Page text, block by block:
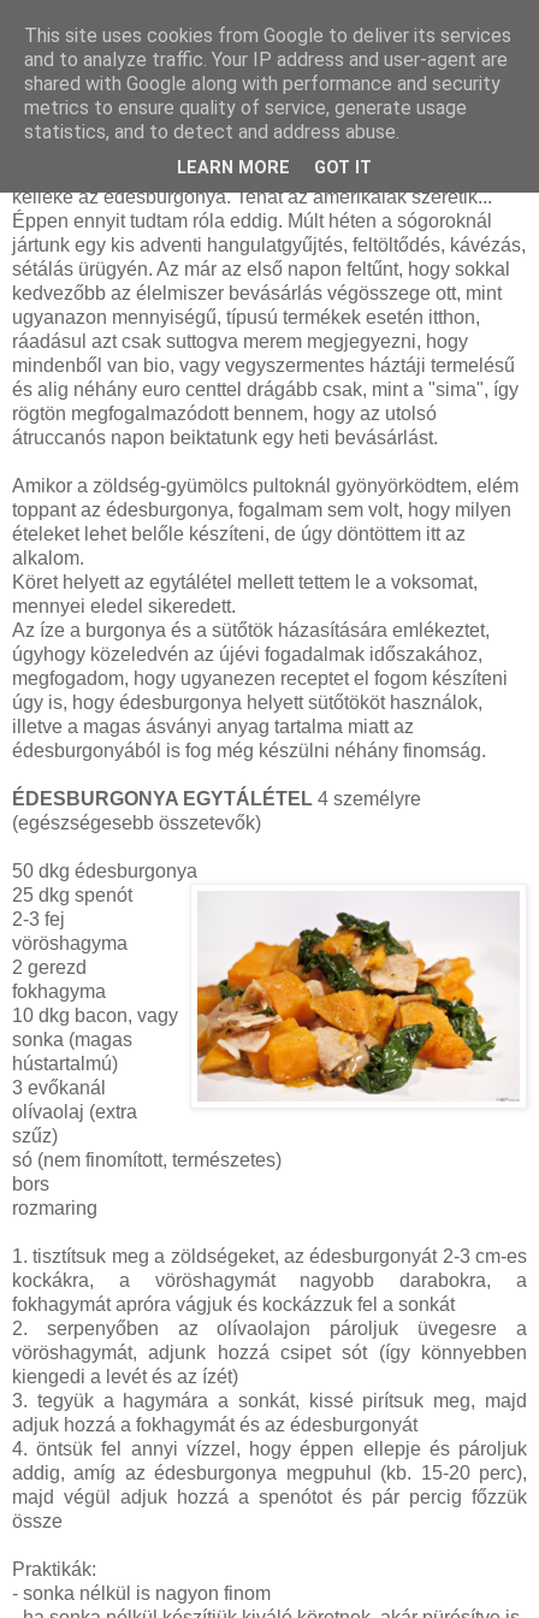
péntek, december 17, 2010
Édesburgonya egytálétel
Az amerikai filmekben szereplő dínom-dánom kedvenc
kelléke az édesburgonya. Tehát az amerikaiak szeretik...
Éppen ennyit tudtam róla eddig. Múlt héten a sógoroknál
jártunk egy kis adventi hangulatgyűjtés, feltöltődés, kávézás,
sétálás ürügyén. Az már az első napon feltűnt, hogy sokkal
kedvezőbb az élelmiszer bevásárlás végösszege ott, mint
ugyanazon mennyiségű, típusú termékek esetén itthon,
ráadásul azt csak suttogva merem megjegyezni, hogy
mindenből van bio, vagy vegyszermentes háztáji termelésű
és alig néhány euro centtel drágább csak, mint a "sima", így
rögtön megfogalmazódott bennem, hogy az utolsó
átruccanós napon beiktatunk egy heti bevásárlást.
Amikor a zöldség-gyümölcs pultoknál gyönyörködtem, elém
toppant az édesburgonya, fogalmam sem volt, hogy milyen
ételeket lehet belőle készíteni, de úgy döntöttem itt az
alkalom.
Köret helyett az egytálétel mellett tettem le a voksomat,
mennyei eledel sikeredett.
Az íze a burgonya és a sütőtök házasítására emlékeztet,
úgyhogy közeledvén az újévi fogadalmak időszakához,
megfogadom, hogy ugyanezen receptet el fogom készíteni
úgy is, hogy édesburgonya helyett sütőtököt használok,
illetve a magas ásványi anyag tartalma miatt az
édesburgonyából is fog még készülni néhány finomság.
ÉDESBURGONYA EGYTÁLÉTEL 4 személyre
(egészségesebb összetevők)
50 dkg édesburgonya
25 dkg spenót
2-3 fej
vöröshagyma
2 gerezd
fokhagyma
10 dkg bacon, vagy
sonka (magas
hústartalmú)
3 evőkanál
olívaolaj (extra
szűz)
só (nem finomított, természetes)
bors
rozmaring
1. tisztítsuk meg a zöldségeket, az édesburgonyát 2-3 cm-es
kockákra, a vöröshagymát nagyobb darabokra, a
fokhagymát apróra vágjuk és kockázzuk fel a sonkát
2. serpenyőben az olívaolajon pároljuk üvegesre a
vöröshagymát, adjunk hozzá csipet sót (így könnyebben
kiengedi a levét és az ízét)
3. tegyük a hagymára a sonkát, kissé pirítsuk meg, majd
adjuk hozzá a fokhagymát és az édesburgonyát
4. öntsük fel annyi vízzel, hogy éppen ellepje és pároljuk
addig, amíg az édesburgonya megpuhul (kb. 15-20 perc),
majd végül adjuk hozzá a spenótot és pár percig főzzük
össze
Praktikák:
- sonka nélkül is nagyon finom
This site uses cookies from Google to deliver its services
and to analyze traffic. Your IP address and user-agent are
shared with Google along with performance and security
metrics to ensure quality of service, generate usage
statistics, and to detect and address abuse.
LEARN MORE GOT IT